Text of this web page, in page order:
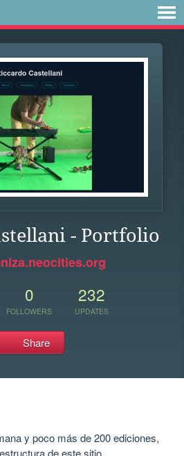
- Portfolio
0
FOLLOWERS
232
UPDATES
Share
y poco más de 200 ediciones,
de este sitio.